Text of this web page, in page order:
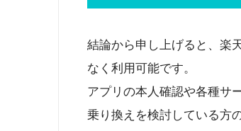
結論から申し上げると、楽
なく利用可能です。
アプリの本人確認や各種サ
乗り換えを検討している方